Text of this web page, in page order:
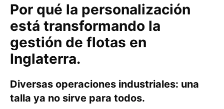
Por qué la personalización
está transformando la
gestión de flotas en
Inglaterra.
Diversas operaciones industriales: una
talla ya no sirve para todos.